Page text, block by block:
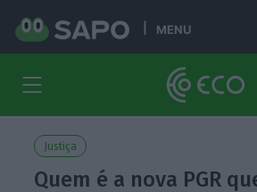
MENU
Justiça
Quem é a nova PGR